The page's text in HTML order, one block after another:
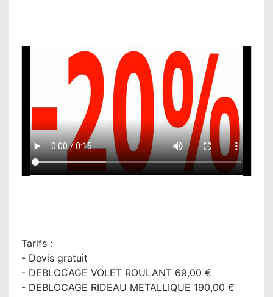
Tarifs :
- Devis gratuit
- DEBLOCAGE VOLET ROULANT 69,00 €
- DEBLOCAGE RIDEAU METALLIQUE 190,00 €